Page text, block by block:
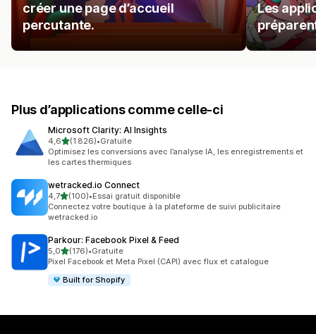
créer une page d’accueil
percutante.
Les
Plus d’applications comme celle-ci
Microsoft Clarity: AI Insights
4,6étoile(s) sur 5
(1 826)
1826 avis au total
•Gratuite
Optimisez les conversions avec l’analyse IA, les enregistrements et
les cartes thermiques
wetracked.io Connect
4,7étoile(s) sur 5
(100)
100 avis au total
•Essai gratuit disponible
Connectez votre boutique à la plateforme de suivi publicitaire
wetracked.io
Parkour: Facebook Pixel & Feed
5,0étoile(s) sur 5
(176)
176 avis au total
•Gratuite
Pixel Facebook et Meta Pixel (CAPI) avec flux et catalogue
Built for Shopify